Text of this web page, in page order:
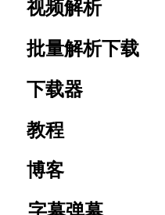
视频解析
批量解析下载
下载器
教程
博客